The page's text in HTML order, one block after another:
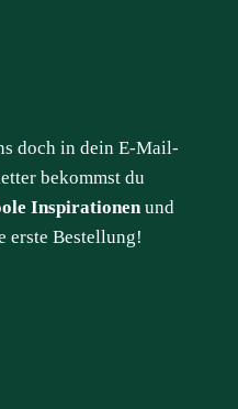
doch in dein E-Mail-
bekommst du
Inspirationenund
erste Bestellung!